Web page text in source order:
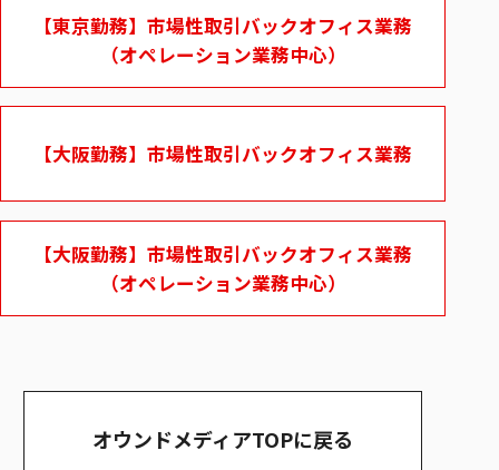
【東京勤務】市場性取引バックオフィス業務
（オペレーション業務中心）
【大阪勤務】市場性取引バックオフィス業務
【大阪勤務】市場性取引バックオフィス業務
（オペレーション業務中心）
オウンドメディアTOPに戻る